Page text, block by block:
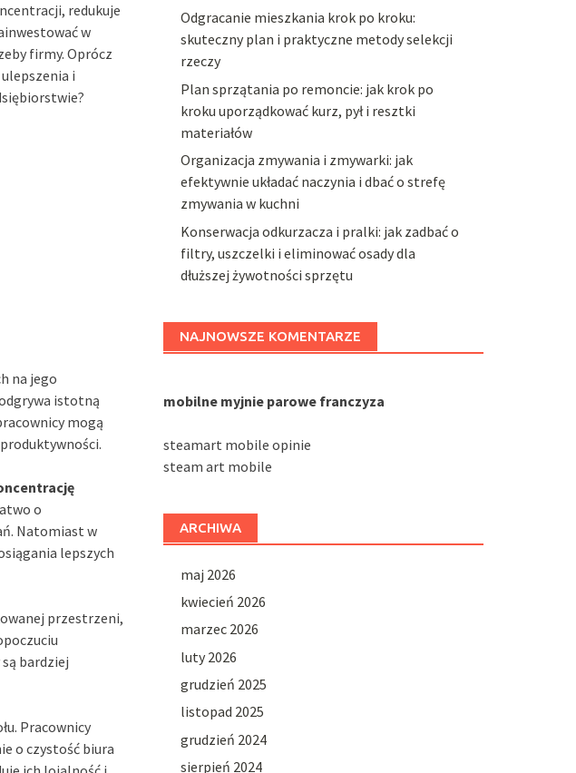
redukuje
w
firmy. Oprócz
i
na jego
istotną
mogą
o
Natomiast w
lepszych
przestrzeni,
bardziej
Pracownicy
o czystość biura
Odgracanie mieszkania krok po kroku:
skuteczny plan i praktyczne metody selekcji
rzeczy
Plan sprzątania po remoncie: jak krok po
kroku uporządkować kurz, pył i resztki
materiałów
Organizacja zmywania i zmywarki: jak
efektywnie układać naczynia i dbać o strefę
zmywania w kuchni
Konserwacja odkurzacza i pralki: jak zadbać o
filtry, uszczelki i eliminować osady dla
dłuższej żywotności sprzętu
NAJNOWSZE KOMENTARZE
mobilne myjnie parowe franczyza
steamart mobile opinie
steam art mobile
ARCHIWA
maj 2026
kwiecień 2026
marzec 2026
luty 2026
grudzień 2025
listopad 2025
grudzień 2024
sierpień 2024